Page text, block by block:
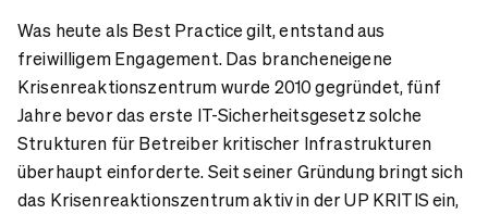
Was heute als Best Practice gilt, entstand aus
freiwilligem Engagement. Das brancheneigene
Krisenreaktionszentrum wurde 2010 gegründet, fünf
Jahre bevor das erste IT-Sicherheitsgesetz solche
Strukturen für Betreiber kritischer Infrastrukturen
überhaupt einforderte. Seit seiner Gründung bringt sich
das Krisenreaktionszentrum aktiv in der UP KRITIS ein,